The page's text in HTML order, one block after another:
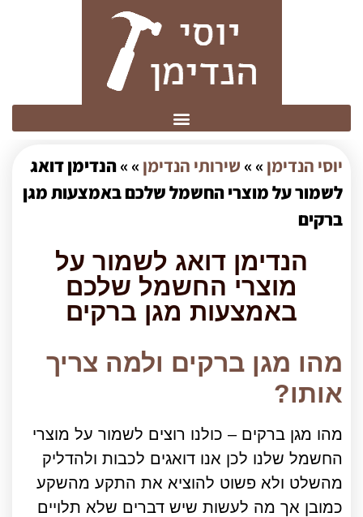
יוסי הנדימן » » שירותי הנדימן » »הנדימן דואג
לשמור על מוצרי החשמל שלכם באמצעות מגן
ברקים
הנדימן דואג לשמור על
מוצרי החשמל שלכם
באמצעות מגן ברקים
מהו מגן ברקים ולמה צריך
אותו?
מהו מגן ברקים – כולנו רוצים לשמור על מוצרי
החשמל שלנו לכן אנו דואגים לכבות ולהדליק
מהשלט ולא פשוט להוציא את התקע מהשקע
כמובן אך מה לעשות שיש דברים שלא תלויים